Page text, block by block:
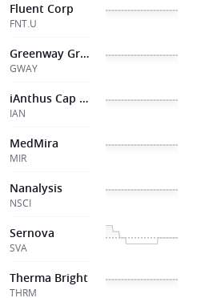
Fluent Corp
FNT.U
Greenway Greenho
GWAY
iAnthus Cap Hldg
IAN
MedMira
MIR
Nanalysis
NSCI
Sernova
SVA
Therma Bright
THRM